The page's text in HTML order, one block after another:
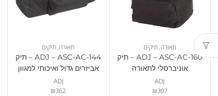
תאורה,תיקים
ADJ – ASC-AC-160 – תיק
אוניברסלי לתאורה
ADJ
₪307
תאורה, תיקים
ADJ – ASC-AC-144 – תיק
אביזרים גדול ואיכותי למגוון
שימושים
ADJ
₪362